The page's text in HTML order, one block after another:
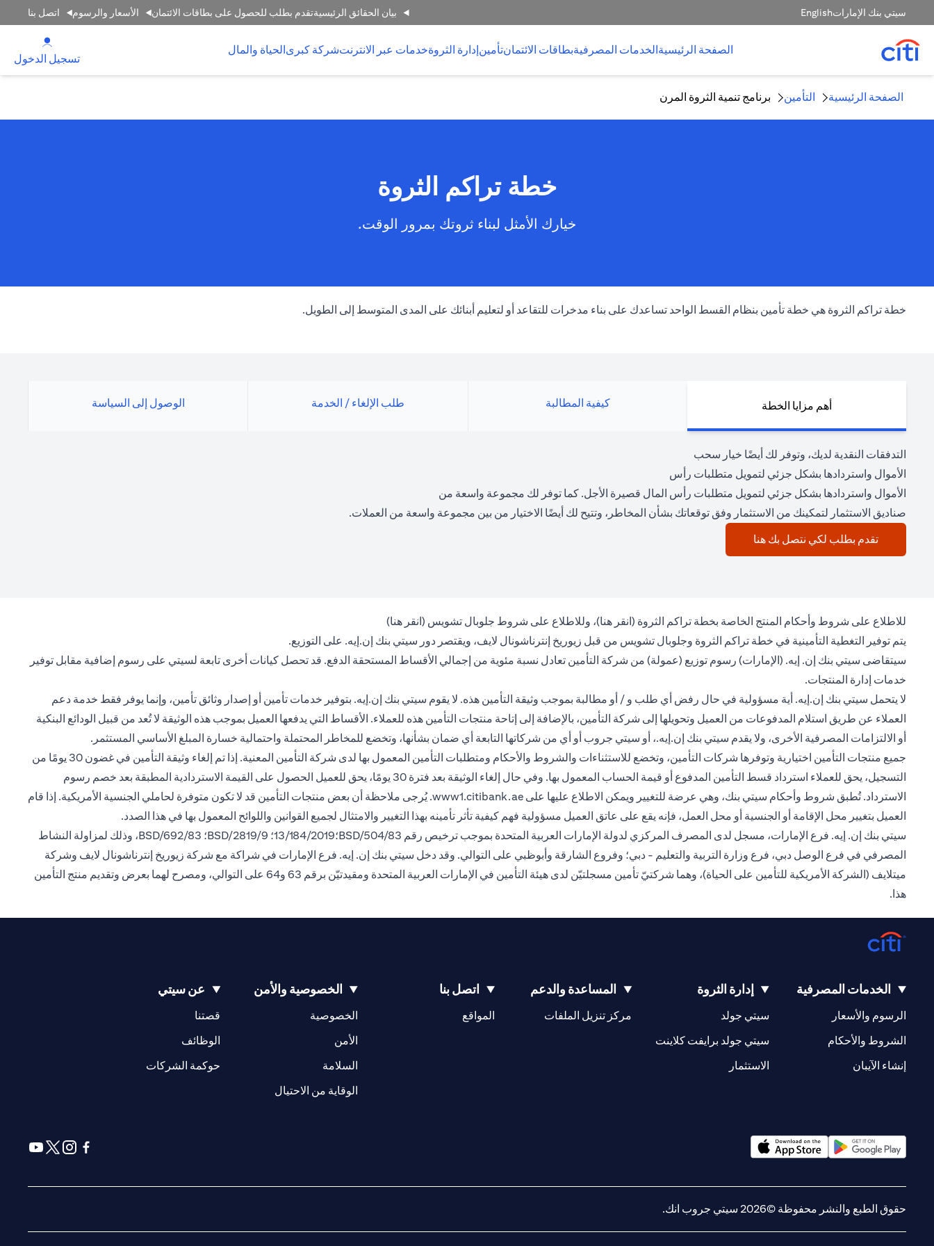
سيتي بنك الإماراتEnglish بيان الحقائق الرئيسيةتقدم بطلب للحصول على بطاقات الائتمان الأسعار والرسوم اتصل بنا
الصفحة الرئيسية الخدمات المصرفيةبطاقات الائتمانتأمين إدارة الثروةخدمات عبر الانترنتشركة كبرى الحياة والمال
تسجيل الدخول
الصفحة الرئيسية التأمين برنامج تنمية الثروة المرن
خطة تراكم الثروة
خيارك الأمثل لبناء ثروتك بمرور الوقت.
خطة تراكم الثروة هي خطة تأمين بنظام القسط الواحد تساعدك على بناء مدخرات للتقاعد أو لتعليم أبنائك على المدى المتوسط إلى الطويل.
أهم مزايا الخطة كيفية المطالبة طلب الإلغاء / الخدمة الوصول إلى السياسة
التدفقات النقدية لديك، وتوفر لك أيضًا خيار سحب
الأموال واستردادها بشكل جزئي لتمويل متطلبات رأس
الأموال واستردادها بشكل جزئي لتمويل متطلبات رأس المال قصيرة الأجل. كما توفر لك مجموعة واسعة من
صناديق الاستثمار لتمكينك من الاستثمار وفق توقعاتك بشأن المخاطر، وتتيح لك أيضًا الاختيار من بين مجموعة واسعة من العملات.
تقدم بطلب لكي نتصل بك هنا
للاطلاع على شروط وأحكام المنتج الخاصة بخطة تراكم الثروة ( انقر هنا(opens in a new tab))، وللاطلاع على شروط جلوبال تشويس ( انقر هنا(opens in a new tab)
)
يتم توفير التغطية التأمينية في خطة تراكم الثروة وجلوبال تشويس من قبل زيوريخ إنترناشونال لايف، ويقتصر دور سيتي بنك إن.إيه. على التوزيع.
سيتقاضى سيتي بنك إن. إيه. (الإمارات) رسوم توزيع (عمولة) من شركة التأمين تعادل نسبة مئوية من إجمالي الأقساط المستحقة الدفع. قد تحصل كيانات أخرى تابعة لسيتي على رسوم إضافية مقابل توفير
خدمات إدارة المنتجات.
لا يتحمل سيتي بنك إن.إيه. أية مسؤولية في حال رفض أي طلب و / أو مطالبة بموجب وثيقة التأمين هذه. لا يقوم سيتي بنك إن.إيه. بتوفير خدمات تأمين أو إصدار وثائق تأمين، وإنما يوفر فقط خدمة دعم
العملاء عن طريق استلام المدفوعات من العميل وتحويلها إلى شركة التأمين، بالإضافة إلى إتاحة منتجات التأمين هذه للعملاء. الأقساط التي يدفعها العميل بموجب هذه الوثيقة لا تُعد من قبيل الودائع البنكية
أو الالتزامات المصرفية الأخرى، ولا يقدم سيتي بنك إن.إيه.، أو سيتي جروب أو أي من شركاتها التابعة أي ضمان بشأنها، وتخضع للمخاطر المحتملة واحتمالية خسارة المبلغ الأساسي المستثمر.
جميع منتجات التأمين اختيارية وتوفرها شركات التأمين، وتخضع للاستثناءات والشروط والأحكام ومتطلبات التأمين المعمول بها لدى شركة التأمين المعنية. إذا تم إلغاء وثيقة التأمين في غضون 30 يومًا من
التسجيل، يحق للعملاء استرداد قسط التأمين المدفوع أو قيمة الحساب المعمول بها. وفي حال إلغاء الوثيقة بعد فترة 30 يومًا، يحق للعميل الحصول على القيمة الاستردادية المطبقة بعد خصم رسوم
الاسترداد. تُطبق شروط وأحكام سيتي بنك، وهي عرضة للتغيير ويمكن الاطلاع عليها على www1.citibank.ae
(opens in a new tab). يُرجى ملاحظة أن بعض منتجات التأمين قد لا تكون متوفرة لحاملي الجنسية الأمريكية. إذا قام
العميل بتغيير محل الإقامة أو الجنسية أو محل العمل، فإنه يقع على عاتق العميل مسؤولية فهم كيفية تأثر تأمينه بهذا التغيير والامتثال لجميع القوانين واللوائح المعمول بها في هذا الصدد.
سيتي بنك إن. إيه. فرع الإمارات، مسجل لدى المصرف المركزي لدولة الإمارات العربية المتحدة بموجب ترخيص رقم BSD/504/83؛13/184/2019؛ BSD/2819/9؛ BSD/692/83، وذلك لمزاولة النشاط
المصرفي في فرع الوصل دبي، فرع وزارة التربية والتعليم - دبي؛ وفروع الشارقة وأبوظبي على التوالي. وقد دخل سيتي بنك إن. إيه. فرع الإمارات في شراكة مع شركة زيوريخ إنترناشونال لايف وشركة
ميتلايف (الشركة الأمريكية للتأمين على الحياة)، وهما شركتيّ تأمين مسجلتيّن لدى هيئة التأمين في الإمارات العربية المتحدة ومقيدتيّن برقم 63 و64 على التوالي، ومصرح لهما بعرض وتقديم منتج التأمين
هذا.
الخدمات المصرفية
الرسوم والأسعار
الشروط والأحكام
إنشاء الآيبان
إدارة الثروة
سيتي جولد
سيتي جولد برايفت كلاينت
الاستثمار
المساعدة والدعم
مركز تنزيل الملفات
اتصل بنا
المواقع
(opens in a new tab)
الخصوصية والأمن
الخصوصية
الأمن
السلامة
الوقاية من الاحتيال
عن سيتي
قصتنا
(opens in a new tab)
الوظائف
(opens in a new tab)
حوكمة الشركات
(opens in a new tab)
حقوق الطبع والنشر محفوظة ©2026 سيتي جروب انك.